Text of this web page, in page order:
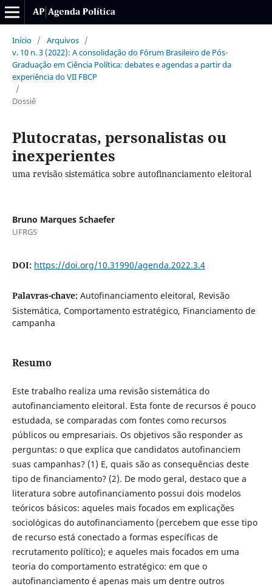
Início / Arquivos /
v. 10 n. 3 (2022): A consolidação do Fórum Brasileiro de Pós-
Graduação em Ciência Política: debates e agendas a partir da
experiência do VII FBCP
/
Dossiê
Plutocratas, personalistas ou
inexperientes
uma revisão sistemática sobre autofinanciamento eleitoral
Bruno Marques Schaefer
UFRGS
DOI: https://doi.org/10.31990/agenda.2022.3.4
Palavras-chave: Autofinanciamento eleitoral, Revisão
Sistemática, Comportamento estratégico, Financiamento de
campanha
Resumo
Este trabalho realiza uma revisão sistemática do
autofinanciamento eleitoral. Esta fonte de recursos é pouco
estudada, se comparadas com fontes como recursos
públicos ou empresariais. Os objetivos são responder as
perguntas: o que explica que candidatos autofinanciem
suas campanhas? (1) E, quais são as consequências deste
tipo de financiamento? (2). De modo geral, destaco que a
literatura sobre autofinanciamento possui dois modelos
teóricos básicos: aqueles mais focados em explicações
sociológicas do autofinanciamento (percebem que esse tipo
de recurso está conectado a formas específicas de
recrutamento político); e aqueles mais focados em uma
teoria do comportamento estratégico: em que o
autofinanciamento é apenas mais um dentre outros